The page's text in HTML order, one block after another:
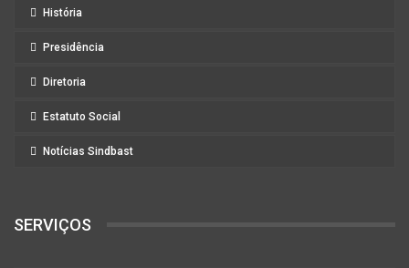
História
Presidência
Diretoria
Estatuto Social
Notícias Sindbast
SERVIÇOS